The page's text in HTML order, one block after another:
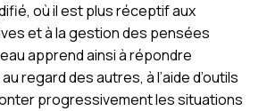
où il est plus réceptif aux
et à la gestion des pensées
apprend ainsi à répondre
regard des autres, à l’aide d’outils
progressivement les situations